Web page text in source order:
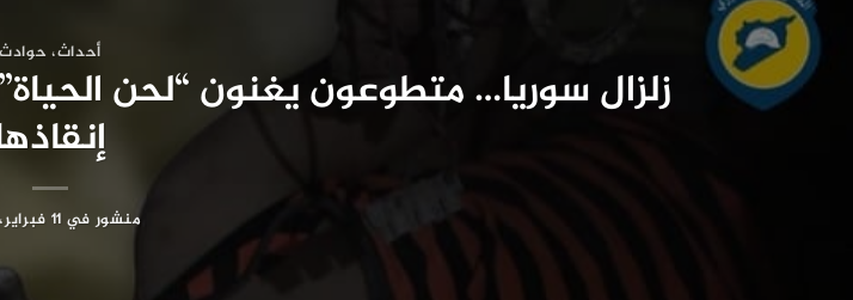
أحداث،حوادث
زلزال سوريا… متطوعون يغنون “لحن
منشور في 11 فبراير، 2023